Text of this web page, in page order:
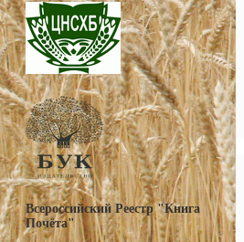
Всероссийский Реестр "Книга
Почёта"